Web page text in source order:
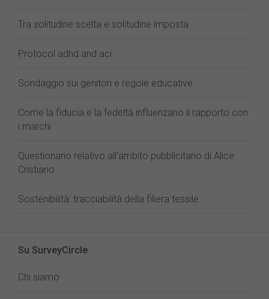
Tra solitudine scelta e solitudine imposta
Protocol adhd and aci
Sondaggio sui genitori e regole educative
Come la fiducia e la fedeltà influenzano il rapporto con
i marchi
Questionario relativo all'ambito pubblicitario di Alice
Cristiano
Sostenibilità: tracciabilità della filiera tessile
Su SurveyCircle
Chi siamo